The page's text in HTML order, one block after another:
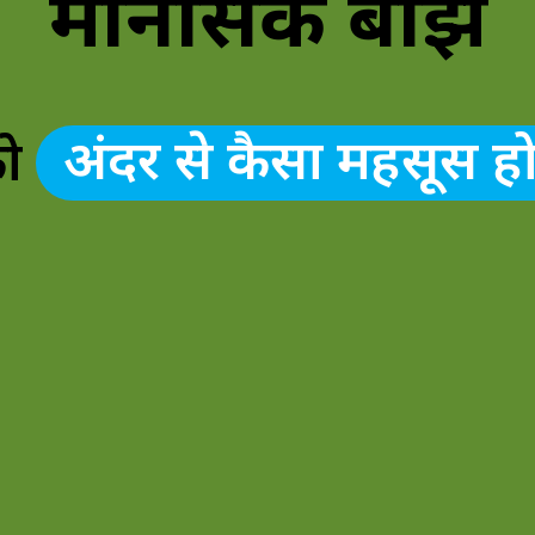
मानसिक बोझ
अंदर से कैसा महसूस